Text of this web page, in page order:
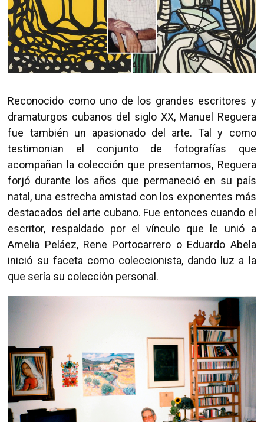
Reconocido como uno de los grandes escritores y
dramaturgos cubanos del siglo XX, Manuel Reguera
fue también un apasionado del arte. Tal y como
testimonian el conjunto de fotografías que
acompañan la colección que presentamos, Reguera
forjó durante los años que permaneció en su país
natal, una estrecha amistad con los exponentes más
destacados del arte cubano. Fue entonces cuando el
escritor, respaldado por el vínculo que le unió a
Amelia Peláez, Rene Portocarrero o Eduardo Abela
inició su faceta como coleccionista, dando luz a la
que sería su colección personal.